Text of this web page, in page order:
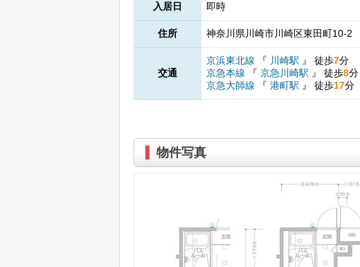
入居日 即時
住所 神奈川県川崎市川崎区東田町10-2
交通
京浜東北線 『 川崎駅 』 徒歩7分
京急本線
『 京急川崎駅 』 徒歩8分
京急大師線
『 港町駅 』 徒歩17分
物件写真